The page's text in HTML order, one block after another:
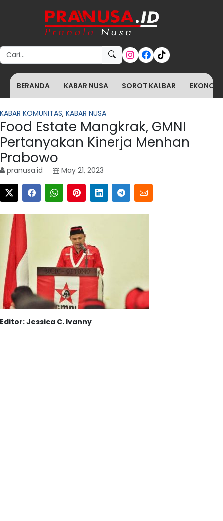
Search for:
BERANDA KABAR NUSA SOROT KALBAR
KABAR KOMUNITAS, KABAR NUSA
Food Estate Mangkrak, GMNI
Pertanyakan Kinerja Menhan
Prabowo
pranusa.id May 21, 2023
Editor: Jessica C. Ivanny